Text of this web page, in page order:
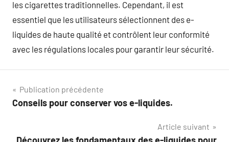
les cigarettes traditionnelles. Cependant, il est
essentiel que les utilisateurs sélectionnent des e-
liquides de haute qualité et contrôlent leur conformité
avec les régulations locales pour garantir leur sécurité.
Navigation
de
Publication précédente
Conseils pour conserver vos e-liquides.
Article suivant